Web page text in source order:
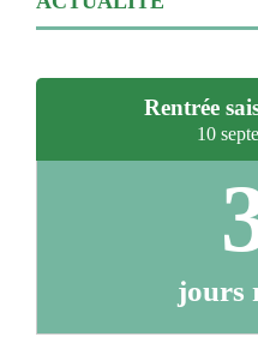
Rentrée
10
jours